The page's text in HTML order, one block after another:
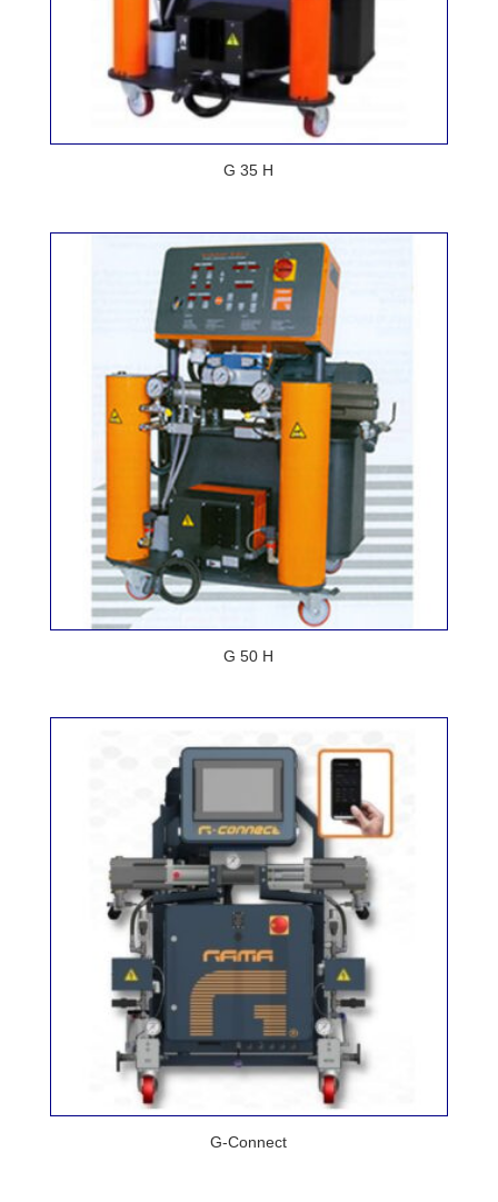
G 35 H
G 50 H
G-Connect